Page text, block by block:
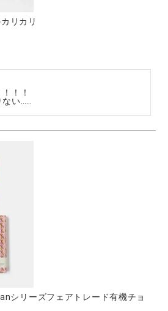
リカリ
！！
い……
シリーズフェアトレード有機チョ